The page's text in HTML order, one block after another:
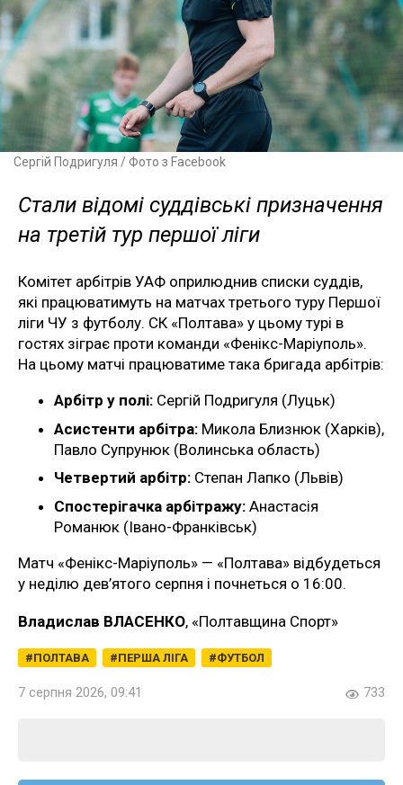
Сергій Подригуля / Фото з Facebook
Стали відомі суддівські призначення
на третій тур першої ліги
Комітет арбітрів УАФ оприлюднив списки суддів,
які працюватимуть на матчах третього туру Першої
ліги ЧУ з футболу. СК «Полтава» у цьому турі в
гостях зіграє проти команди «Фенікс-Маріуполь».
На цьому матчі працюватиме така бригада арбітрів:
Арбітр у полі: Сергій Подригуля (Луцьк)
Асистенти арбітра: Микола Близнюк (Харків),
Павло Супрунюк (Волинська область)
Четвертий арбітр: Степан Лапко (Львів)
Спостерігачка арбітражу: Анастасія
Романюк (Івано-Франківськ)
Матч «Фенікс-Маріуполь» — «Полтава» відбудеться
у неділю дев’ятого серпня і почнеться о 16:00.
Владислав ВЛАСЕНКО, «Полтавщина Спорт»
ПОЛТАВА ПЕРША ЛІГА ФУТБОЛ
7 серпня 2026, 09:41 733